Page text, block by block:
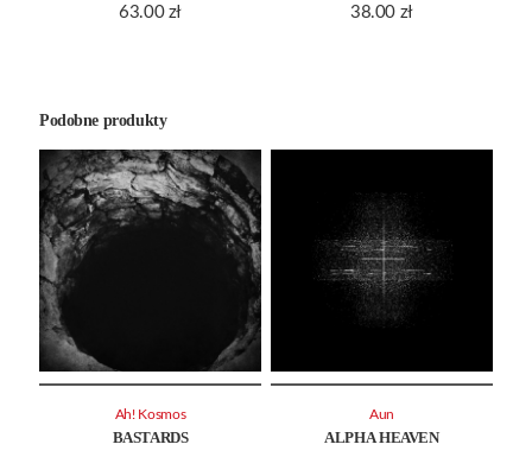
63.00 zł
38.00 zł
Podobne produkty
BASTARDS
Ah! Kosmos
ALPHA HEAVEN
Aun